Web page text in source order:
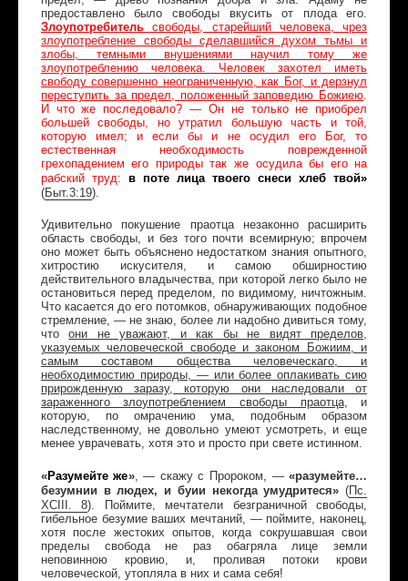
предоставлено было свободы вкусить от плода его.
Злоупотребительсвободы, старейший человека, чрез
злоупотребление свободы сделавшийся духом тьмы и
злобы, темными внушениями научил тому же
злоупотреблению человека. Человек захотел иметь
свободу совершенно неограниченную, как Бог, и дерзнул
переступить за предел, положенный заповедию Божиею
И что же последовало? — Он не только не приобрел
большей свободы, но утратил большую часть и той,
которую имел; и если бы и не осудил его Бог, то
естественная необходимость поврежденной
грехопадением его природы так же осудила бы его на
рабский труд: в поте лица твоего снеси хлеб твой»
(Быт.3:19).
Удивительно покушение праотца незаконно расширить
область свободы, и без того почти всемирную; впрочем
оно может быть объяснено недостатком знания опытного,
хитростию искусителя, и самою обширностию
действительного владычества, при которой легко было не
остановиться перед пределом, по видимому, ничтожным.
Что касается до его потомков, обнаруживающих подобное
стремление, — не знаю, более ли надобно дивиться тому,
чтоони не уважают, и как бы не видят пределов,
указуемых человеческой свободе и законом Божиим, и
самым составом общества человеческаго, и
необходимостию природы, — или более оплакивать сию
прирожденную заразу, которую они наследовали от
зараженного злоупотреблением свободы праотца, и
которую, по омрачению ума, подобным образом
наследственному, не довольно умеют усмотреть, и еще
менее уврачевать, хотя это и просто при свете истинном.
«Разумейте же», — скажу с Пророком, — «разумейте…
безумнии в людех, и буии некогда умудритеся» (Пс
XCIII
. 8) . Поймите, мечтатели безграничной свободы,
гибельное безумие ваших мечтаний, — поймите, наконец,
хотя после жестоких опытов, когда сокрушавшая свои
пределы свобода не раз обагряла лице земли
неповинною кровию, и, проливая потоки крови
человеческой, утопляла в них и сама себя!